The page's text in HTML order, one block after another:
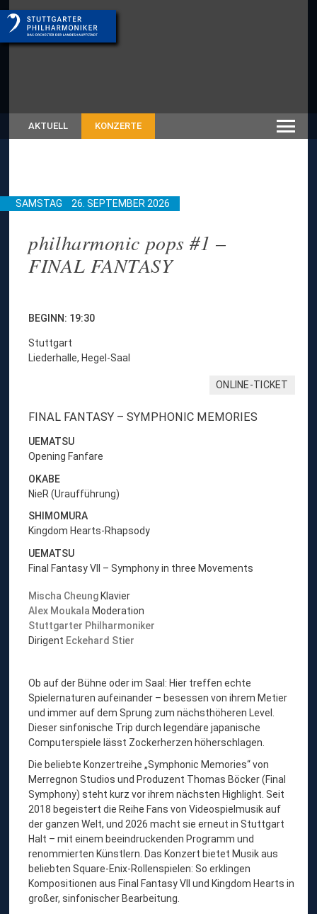
AKTUELL KONZERTE
SAMSTAG 26. SEPTEMBER 2026
philharmonic pops #1 –
FINAL FANTASY
u
K
o
r
t
-
b
e
r
s
c
h
„
p
h
i
a
r
m
o
n
i
c
p
o
p
s
“
BEGINN: 19:30
Stuttgart
Liederhalle, Hegel-Saal
ONLINE-TICKET
FINAL FANTASY – SYMPHONIC MEMORIES
UEMATSU
Opening Fanfare
OKABE
NieR (Uraufführung)
SHIMOMURA
Kingdom Hearts-Rhapsody
UEMATSU
Final Fantasy VII – Symphony in three Movements
Mischa CheungKlavier
Alex Moukala Moderation
Stuttgarter Philharmoniker
Dirigent Eckehard Stier
Ob auf der Bühne oder im Saal: Hier treffen echte
Spielernaturen aufeinander – besessen von ihrem Metier
und immer auf dem Sprung zum nächsthöheren Level.
Dieser sinfonische Trip durch legendäre japanische
Computerspiele lässt Zockerherzen höherschlagen.
Die beliebte Konzertreihe „Symphonic Memories“ von
Merregnon Studios und Produzent Thomas Böcker (Final
Symphony) steht kurz vor ihrem nächsten Highlight. Seit
2018 begeistert die Reihe Fans von Videospielmusik auf
der ganzen Welt, und 2026 macht sie erneut in Stuttgart
Halt – mit einem beeindruckenden Programm und
renommierten Künstlern. Das Konzert bietet Musik aus
beliebten Square-Enix-Rollenspielen: So erklingen
Kompositionen aus Final Fantasy VII und Kingdom Hearts in
großer, sinfonischer Bearbeitung.